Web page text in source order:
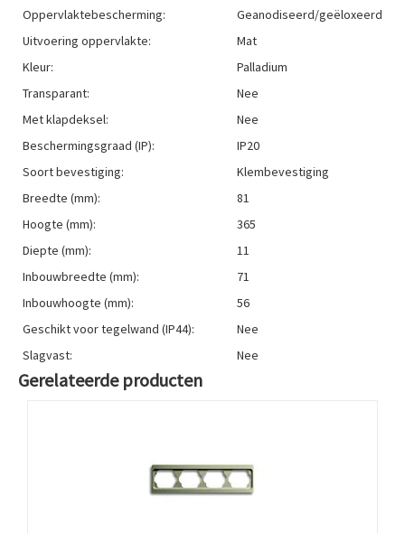
Oppervlaktebescherming:
Geanodiseerd/geëloxeerd
Uitvoering oppervlakte:
Mat
Kleur:
Palladium
Transparant:
Nee
Met klapdeksel:
Nee
Beschermingsgraad (IP):
IP20
Soort bevestiging:
Klembevestiging
Breedte (mm):
81
Hoogte (mm):
365
Diepte (mm):
11
Inbouwbreedte (mm):
71
Inbouwhoogte (mm):
56
Geschikt voor tegelwand (IP44):
Nee
Slagvast:
Nee
Gerelateerde producten